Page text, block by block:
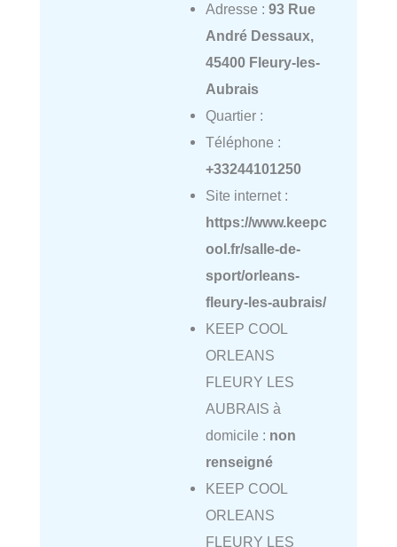
Adresse : 93 Rue
André Dessaux,
45400 Fleury-les-
Aubrais
Quartier :
Téléphone :
+33244101250
Site internet :
https://www.keepc
ool.fr/salle-de-
sport/orleans-
fleury-les-aubrais/
KEEP COOL
ORLEANS
FLEURY LES
AUBRAIS à
domicile : non
renseigné
KEEP COOL
ORLEANS
FLEURY LES